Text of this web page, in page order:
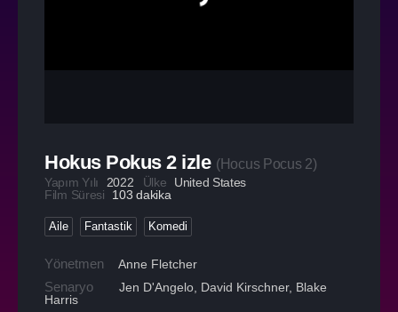
Hokus Pokus 2 izle (Hocus Pocus 2)
Yapım Yılı 2022 Ülke
United States
Film Süresi
103 dakika
Aile Fantastik Komedi
Yönetmen Anne Fletcher
Senaryo
Jen D'Angelo, David Kirschner, Blake
Harris